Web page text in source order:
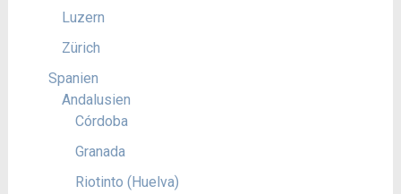
Luzern
Zürich
Spanien
Andalusien
Córdoba
Granada
Riotinto (Huelva)